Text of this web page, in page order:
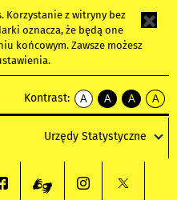
. Korzystanie z witryny bez
oznacza, że będą one
końcowym. Zawsze możesz
Kontrast:
A
kontrast
A
kontrast
tekst
czarnym
A
kontrast
tekst
czarnym
A
tekst
żółtym
Urzędy Statystyczne